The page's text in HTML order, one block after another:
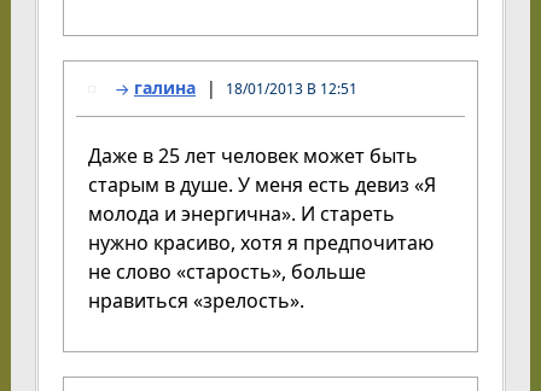
галина 18/01/2013 В 12:51
Даже в 25 лет человек может быть
старым в душе. У меня есть девиз «Я
молода и энергична». И стареть
нужно красиво, хотя я предпочитаю
не слово «старость», больше
нравиться «зрелость».